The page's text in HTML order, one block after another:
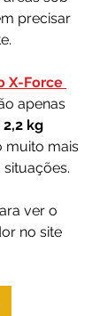
precisar
X-Force
apenas
2,2 kg
muito mais
ver o
no site